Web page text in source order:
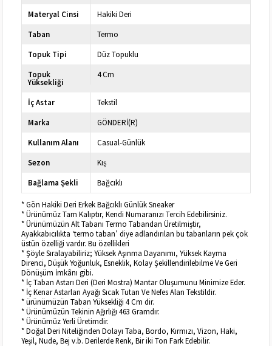
Materyal Cinsi
Hakiki Deri
Taban
Termo
Topuk Tipi
Düz Topuklu
Topuk
Yüksekliği
4 Cm
İç Astar
Tekstil
Marka
GÖNDERİ(R)
Kullanım Alanı
Casual-Günlük
Sezon
Kış
Bağlama Şekli
Bağcıklı
* Gön Hakiki Deri Erkek Bağcıklı Günlük Sneaker
* Ürünümüz Tam Kalıptır, Kendi Numaranızı Tercih Edebilirsiniz.
* Ürünümüzün Alt Tabanı Termo Tabandan Üretilmiştir,
Ayakkabıcılıkta ‘termo taban’ diye adlandırılan bu tabanların pek çok
üstün özelliği vardır. Bu özellikleri
* Şöyle Sıralayabiliriz; Yüksek Aşınma Dayanımı, Yüksek Kayma
Direnci, Düşük Yoğunluk, Esneklik, Kolay Şekillendirilebilme Ve Geri
Dönüşüm İmkânı gibi.
* İç Taban Astarı Deri (Deri Mostra) Mantar Oluşumunu Minimize Eder.
* İç Kenar Astarları Ayağı Sıcak Tutan Ve Nefes Alan Tekstildir.
* ürünümüzün Taban Yüksekliği 4 Cm dir.
* Ürünümüzün Tekinin Ağırlığı 463 Gramdır.
* Ürünümüz Yerli Üretimdir.
* Doğal Deri Niteliğinden Dolayı Taba, Bordo, Kırmızı, Vizon, Haki,
Yeşil, Nude, Bej v.b. Derilerde Renk, Bir iki Ton Fark Edebilir.